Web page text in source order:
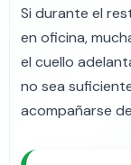
Si durante el
en oficina,
el cuello
no sea
acompañarse